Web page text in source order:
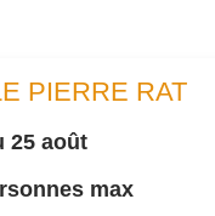
PIERRE RAT
25 août
max